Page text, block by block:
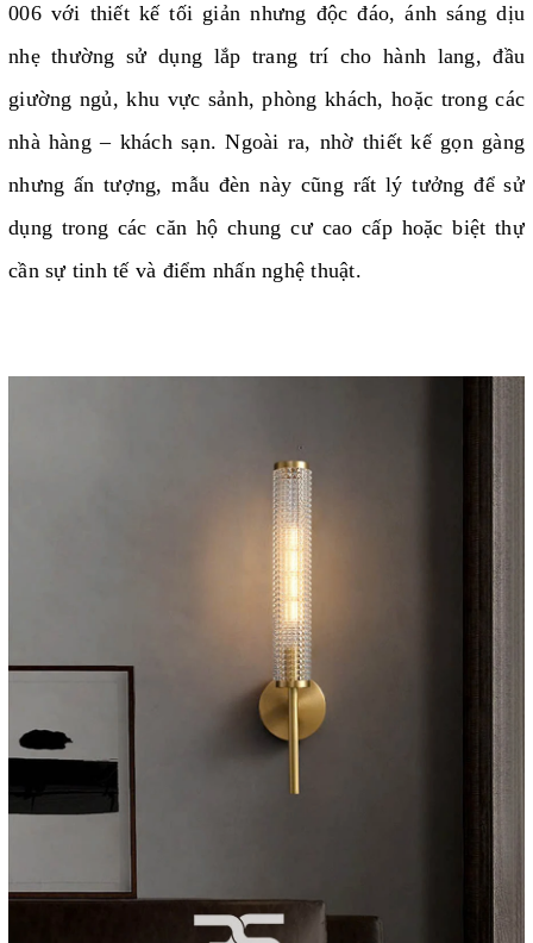
006 với thiết kế tối giản nhưng độc đáo, ánh sáng dịu
nhẹ thường sử dụng lắp trang trí cho hành lang, đầu
giường ngủ, khu vực sảnh, phòng khách, hoặc trong các
nhà hàng – khách sạn. Ngoài ra, nhờ thiết kế gọn gàng
nhưng ấn tượng, mẫu đèn này cũng rất lý tưởng để sử
dụng trong các căn hộ chung cư cao cấp hoặc biệt thự
cần sự tinh tế và điểm nhấn nghệ thuật.